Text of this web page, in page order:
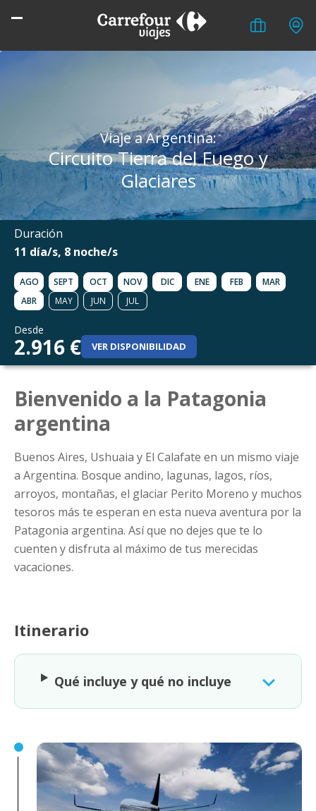
Viaje a Argentina:
Circuito Tierra del Fuego y
Glaciares
Duración
11 día/s, 8 noche/s
AGO SEPT OCT NOV DIC ENE FEB
MAR
ABR
MAY JUN JUL
Desde
2.916 € VER DISPONIBILIDAD
Bienvenido a la Patagonia
argentina
Buenos Aires, Ushuaia y El Calafate en un mismo viaje
a Argentina. Bosque andino, lagunas, lagos, ríos,
arroyos, montañas, el glaciar Perito Moreno y muchos
tesoros más te esperan en esta nueva aventura por la
Patagonia argentina. Así que no dejes que te lo
cuenten y disfruta al máximo de tus merecidas
vacaciones.
Itinerario
Qué incluye y qué no incluye